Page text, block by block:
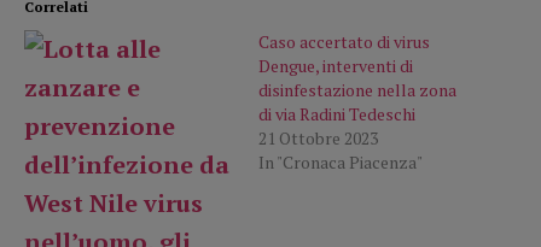
Correlati
Caso accertato di virus
Dengue, interventi di
disinfestazione nella zona
di via Radini Tedeschi
21 Ottobre 2023
In "Cronaca Piacenza"